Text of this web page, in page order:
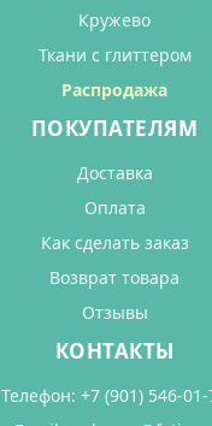
Кружево
Ткани с глиттером
Распродажа
ПОКУПАТЕЛЯМ
Доставка
Оплата
Как сделать заказ
Возврат товара
Отзывы
КОНТАКТЫ
Телефон: +7 (901) 546-01-